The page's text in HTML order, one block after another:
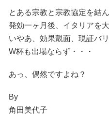
とある宗教と宗教協定を結
発効一ヶ月後、イタリアを
いやあ、効果覿面、現証バリ
W杯も出場ならず・・・
あっ、偶然ですよね？
By
角田美代子